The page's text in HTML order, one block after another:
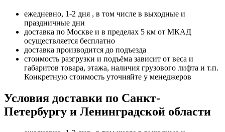
ежедневно, 1-2 дня , в том числе в выходные и
праздничные дни
доставка по Москве и в пределах 5 км от МКАД
осуществляется бесплатно
доставка производится до подъезда
стоимость разгрузки и подъёма зависит от веса и
габаритов товара, этажа, наличия грузового лифта и т.п.
Конкретную стоимость уточняйте у менеджеров
Условия доставки по Санкт-
Петербургу и Ленинградской области